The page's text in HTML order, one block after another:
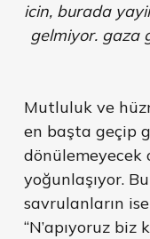
icin, burada
gelmiyor. gaza
Mutluluk ve
en başta geçip
dönülemeyecek
yoğunlaşıyor.
savrulanların
“N’apıyoruz biz